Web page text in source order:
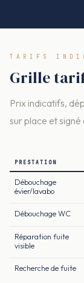
TARIFS
Grille
Prix indicatifs,
sur place et
PRESTATION
Débouchage
évier/lavabo
Débouchage WC
Réparation fuite
visible
Recherche de fuite